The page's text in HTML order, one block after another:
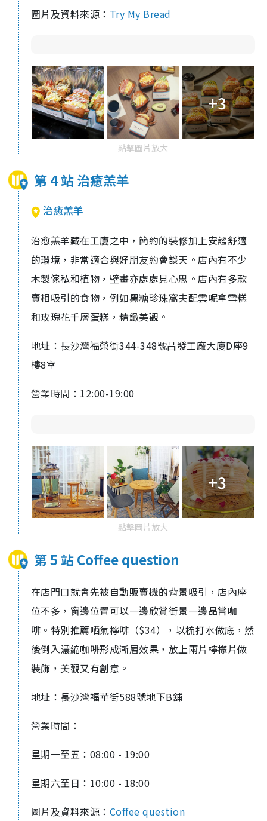
圖片及資料來源： Try My Bread
+3
點擊圖片放大
第 4 站 治癒羔羊
治癒羔羊
治愈羔羊藏在工廈之中，簡約的裝修加上安謐舒適
的環境，非常適合與好朋友約會談天。店內有不少
木製傢私和植物，壁畫亦處處見心思。店內有多款
賣相吸引的食物，例如黑糖珍珠窩夫配雲呢拿雪糕
和玫瑰花千層蛋糕，精緻美觀。
地址：長沙灣福榮街344-348號昌發工廠大廈D座9
樓8室
營業時間： 12:00-19:00
+3
點擊圖片放大
第 5 站 Coffee question
在店門口就會先被自動販賣機的背景吸引，店內座
位不多，窗邊位置可以一邊欣賞街景一邊品嘗咖
啡。特別推薦哂氣檸啡（$34），以梳打水做底，然
後倒入濃縮咖啡形成漸層效果，放上兩片檸檬片做
裝飾，美觀又有創意。
地址：長沙灣褔華街588號地下B舖
營業時間：
星期一至五： 08:00 - 19:00
星期六至日： 10:00 - 18:00
圖片及資料來源： Coffee question